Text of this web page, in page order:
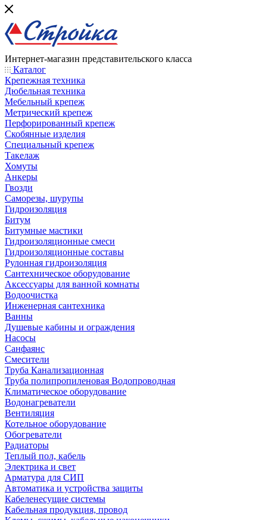
Интернет-магазин представительского класса
Каталог
Крепежная техника
Дюбельная техника
Мебельный крепеж
Метрический крепеж
Перфорированный крепеж
Скобянные изделия
Специальный крепеж
Такелаж
Хомуты
Анкеры
Гвозди
Саморезы, шурупы
Гидроизоляция
Битум
Битумные мастики
Гидроизоляционные смеси
Гидроизоляционные составы
Рулонная гидроизоляция
Сантехническое оборудование
Аксессуары для ванной комнаты
Водоочистка
Инженерная сантехника
Ванны
Душевые кабины и ограждения
Насосы
Санфаянс
Смесители
Труба Канализационная
Труба полипропиленовая Водопроводная
Климатическое оборудование
Водонагреватели
Вентиляция
Котельное оборудование
Обогреватели
Радиаторы
Теплый пол, кабель
Электрика и свет
Арматура для СИП
Автоматика и устройства защиты
Кабеленесущие системы
Кабельная продукция, провод